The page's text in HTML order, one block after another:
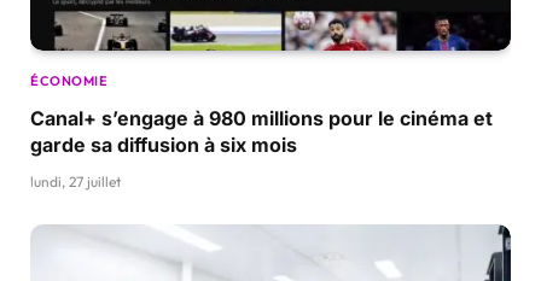
ÉCONOMIE
Canal+ s’engage à 980 millions pour le cinéma et
garde sa diffusion à six mois
lundi, 27 juillet